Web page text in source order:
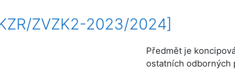
ZVZK2-2023/2024]
Předmět je
ostatních odborných